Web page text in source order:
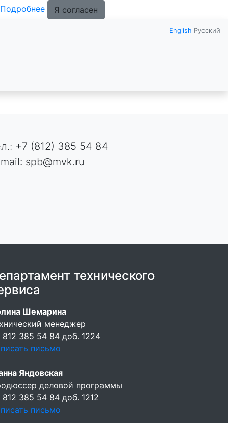
Подробнее Я согласен
English Русский
+7 (812) 385 54 84
spb@mvk.ru
технического
Шемарина
менеджер
812 385 54 84 доб. 1224
письмо
Яндовская
деловой программы
812 385 54 84 доб. 1212
письмо